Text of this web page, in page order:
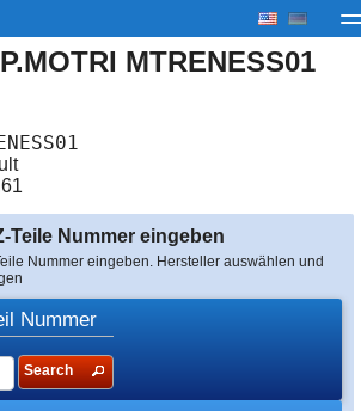
Über uns Kontakt
MTRENESS01
Teile Nummer eingeben
Nummer eingeben. Hersteller auswählen und
Nummer
Search